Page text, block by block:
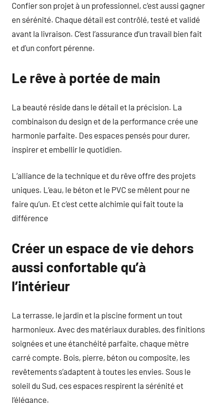
Confier son projet à un professionnel, c’est aussi gagner
en sérénité. Chaque détail est contrôlé, testé et validé
avant la livraison. C’est l’assurance d’un travail bien fait
et d’un confort pérenne.
Le rêve à portée de main
La beauté réside dans le détail et la précision. La
combinaison du design et de la performance crée une
harmonie parfaite. Des espaces pensés pour durer,
inspirer et embellir le quotidien.
L’alliance de la technique et du rêve offre des projets
uniques. L’eau, le béton et le PVC se mêlent pour ne
faire qu’un. Et c’est cette alchimie qui fait toute la
différence
Créer un espace de vie dehors
aussi confortable qu’à
l’intérieur
La terrasse, le jardin et la piscine forment un tout
harmonieux. Avec des matériaux durables, des finitions
soignées et une étanchéité parfaite, chaque mètre
carré compte. Bois, pierre, béton ou composite, les
revêtements s’adaptent à toutes les envies. Sous le
soleil du Sud, ces espaces respirent la sérénité et
l’élégance.